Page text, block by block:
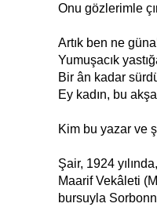
Onu gözlerimle
Artık ben ne
Yumuşacık
Bir ân kadar
Ey kadın, bu
Kim bu yazar ve
Şair, 1924
Maarif Vekâleti
bursuyla